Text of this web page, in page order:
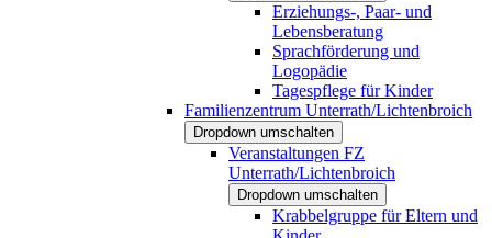
Erziehungs-, Paar- und
Lebensberatung
Sprachförderung und
Logopädie
Tagespflege für Kinder
Familienzentrum Unterrath/Lichtenbroich
Dropdown umschalten
Veranstaltungen FZ
Unterrath/Lichtenbroich
Dropdown umschalten
Krabbelgruppe für Eltern und